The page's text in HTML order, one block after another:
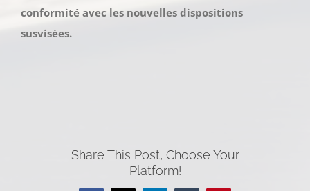
conformité avec les nouvelles dispositions
susvisées.
Share This Post, Choose Your
Platform!